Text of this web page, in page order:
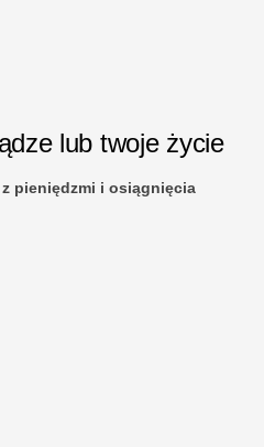
lub twoje życie
pieniędzmi i osiągnięcia